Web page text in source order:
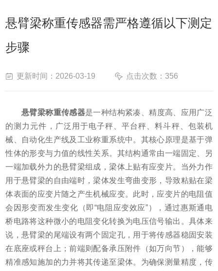
悬臂梁称重传感器需严格遵循以下测定
步骤
更新时间：2026-03-19 点击次数：356
悬臂梁称重传感器是一种结构紧凑、精度高、应用广泛
的测力元件，广泛用于电子秤、平台秤、料斗秤、包装机
械、自动化生产线及工业称重系统中。其核心原理是基于弹
性体的形变与力值的线性关系。其结构通常由一端固定、另
一端加载外力的悬臂梁组成，梁体上贴有应变片。当外力作
用于悬臂梁的自由端时，梁体发生弯曲变形，导致粘贴在梁
体表面的应变片随之产生机械应变。此时，应变片的电阻值
会因形变而发生变化（即“电阻应变效应”），通过惠斯通电
桥电路将这种微小的电阻变化转换为电压信号输出。具体来
说，悬臂梁的尾端设有两个固定孔，用于将传感器稳固安装
在底座或秤台上；前端则配备承压附件（如万向节），能够
精准感知施加的力并将其传递至梁体。为确保测量精度，传